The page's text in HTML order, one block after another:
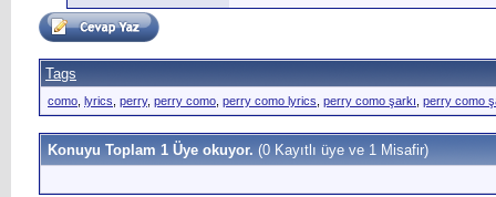
Tags
como lyrics perry, perry como perry como lyrics perry como şarkı perry como
Konuyu Toplam 1 Üye okuyor. (0 Kayıtlı üye ve 1 Misafir)